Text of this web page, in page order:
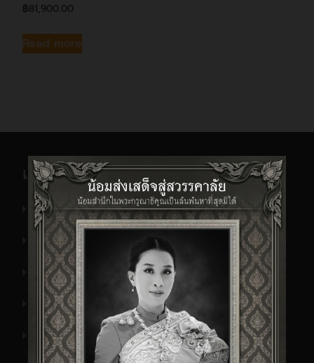
฿81,900.00
Read more
เกี่ยวกับ N2NSP
รู้จักเรา
ข้อมูลผลิตภัณฑ์
รายนามบ. ที่ให้ความไว้วางใจต่อเรา
ที่ตั้งสำนักงาน
เอกสารประวัติบริษัท เอ็นทูเอ็นฯ